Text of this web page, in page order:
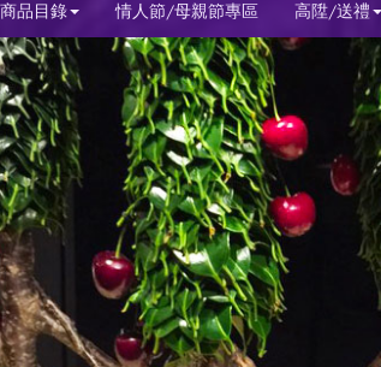
商品目錄 情人節/母親節專區 高陞/送禮